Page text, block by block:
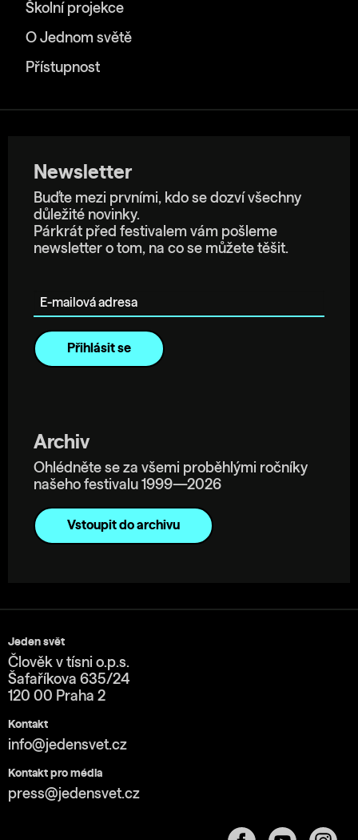
Školní projekce
O Jednom světě
Přístupnost
Newsletter
Buďte mezi prvními, kdo se dozví všechny
důležité novinky.
Párkrát před festivalem vám pošleme
newsletter o tom, na co se můžete těšit.
Archiv
Ohlédněte se za všemi proběhlými ročníky
našeho festivalu 1999—2026
Vstoupit do archivu
Jeden svět
Člověk v tísni o.p.s.
Šafaříkova 635/24
120 00 Praha 2
Kontakt
info@jedensvet.cz
Kontakt pro média
press@jedensvet.cz